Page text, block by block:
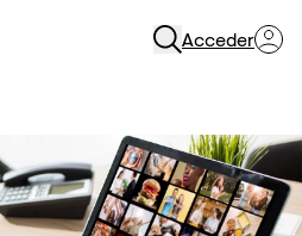
Acceder